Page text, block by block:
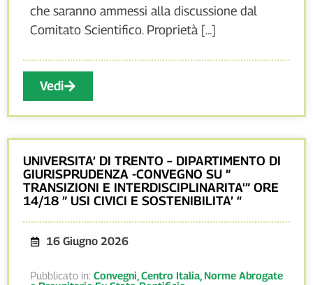
che saranno ammessi alla discussione dal
Comitato Scientifico. Proprietà [...]
Vedi
UNIVERSITA’ DI TRENTO – DIPARTIMENTO DI
GIURISPRUDENZA -CONVEGNO SU ”
TRANSIZIONI E INTERDISCIPLINARITA'” ORE
14/18 ” USI CIVICI E SOSTENIBILITA’ “
16 Giugno 2026
Pubblicato in: Convegni, Centro Italia, Norme Abrogate